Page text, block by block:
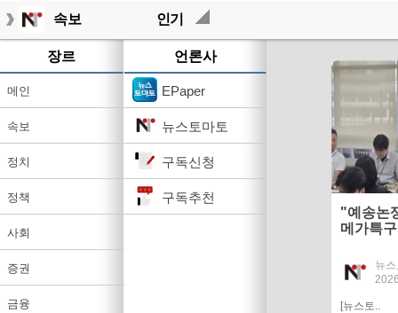
속보 인기
장르
메인
속보
정치
정책
사회
증권
금융
언론사
EPaper
뉴스토마토
구독신청
구독추천
"예송논
메가특
뉴
[뉴스토..